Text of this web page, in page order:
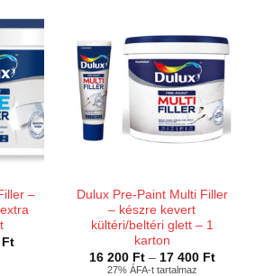
–
FtÁrtartomány:
Dulux Pre-Paint Multi Filler
– készre kevert
kültéri/beltéri glett – 1
karton
16 200 Ft – 17 400 Ft
27% ÁFA-t tartalmaz